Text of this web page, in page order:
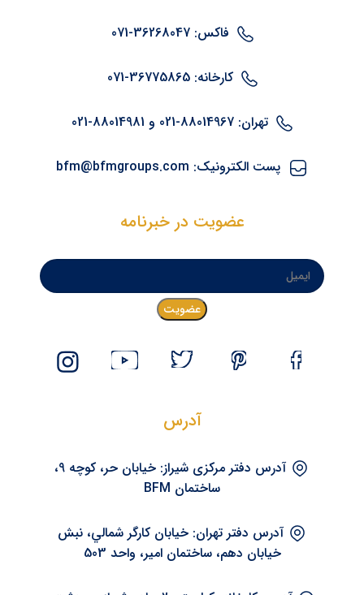
فاکس: 36268047-071
کارخانه: 36775865-071
تهران: 88014967-021 و 88014981-021
پست الکترونیک: bfm@bfmgroups.com
عضویت در خبرنامه
آدرس
آدرس دفتر مرکزی شيراز: خیابان حر، کوچه 9،
ساختمان BFM
آدرس دفتر تهران: خيابان کارگر شمالي، نبش
خيابان دهم، ساختمان امير، واحد 503